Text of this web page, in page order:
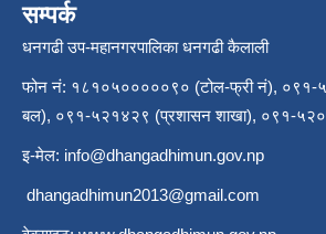
सम्पर्क
धनगढी उप-महानगरपालिका धनगढी कैलाली
फोन नं: १८१०५०००००९० (टोल-फ्री नं), ०९१-
बल), ०९१-५२१४२९ (प्रशासन शाखा), ०९१-
इ-मेल: info@dhangadhimun.gov.np
dhangadhimun2013@gmail.com